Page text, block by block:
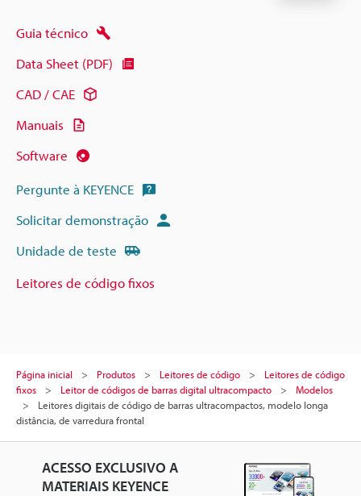
Guia técnico
Data Sheet (PDF)
CAD / CAE
Manuais
Software
Pergunte à KEYENCE
Solicitar demonstração
Unidade de teste
Leitores de código fixos
Página inicial Produtos Leitores de código
Leitores de código
fixos
Leitor de códigos de barras digital ultracompacto
Modelos
Leitores digitais de código de barras ultracompactos, modelo longa
distância, de varredura frontal
ACESSO EXCLUSIVO A
MATERIAIS KEYENCE